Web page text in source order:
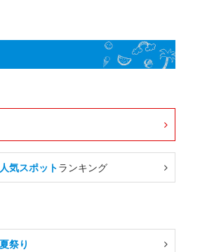
気スポットランキング
夏祭り